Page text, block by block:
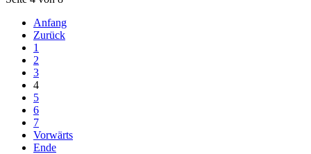
Anfang
Zurück
1
2
3
4
5
6
7
Vorwärts
Ende